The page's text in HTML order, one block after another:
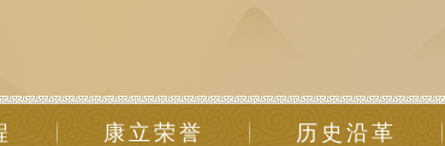
康立荣誉 历史沿革